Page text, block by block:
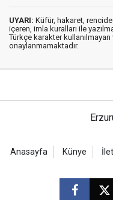
UYARI: Küfür, hakaret,
içeren, imla kuralları ile
Türkçe karakter
onaylanmamaktadır.
Anasayfa Künye